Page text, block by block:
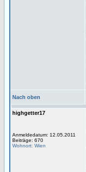
Nach oben
highgetter17
Anmeldedatum: 12.05.2011
Beiträge: 670
Wohnort: Wien